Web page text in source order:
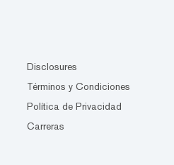
Disclosures
Términos y Condiciones
Política de Privacidad
Carreras